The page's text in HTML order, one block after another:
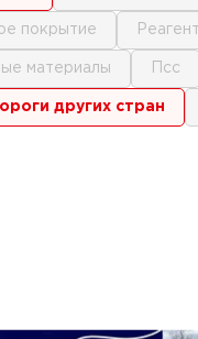
покрытие
материалы псс
дороги других стран